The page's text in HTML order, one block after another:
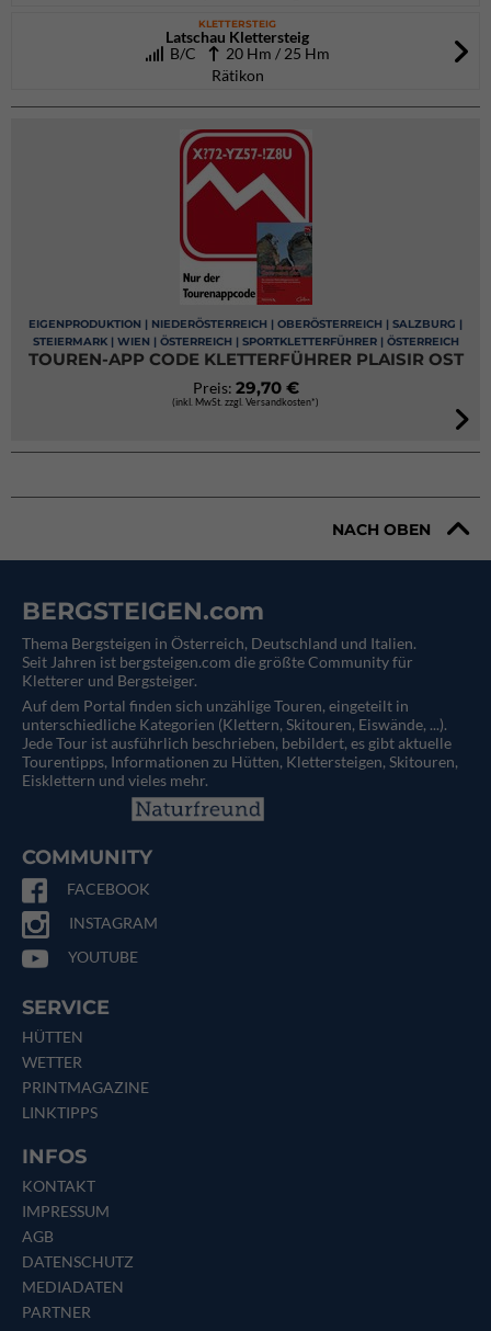
KLETTERSTEIG
Latschau Klettersteig
B/C 20 Hm / 25 Hm
Rätikon
EIGENPRODUKTION | NIEDERÖSTERREICH | OBERÖSTERREICH | SALZBURG |
STEIERMARK | WIEN | ÖSTERREICH | SPORTKLETTERFÜHRER | ÖSTERREICH
TOUREN-APP CODE KLETTERFÜHRER PLAISIR OST
Preis: 29,70 €
(inkl. MwSt. zzgl. Versandkosten*)
NACH OBEN
BERGSTEIGEN.com
Thema Bergsteigen in Österreich, Deutschland und Italien.
Seit Jahren ist bergsteigen.com die größte Community für
Kletterer und Bergsteiger.
Auf dem Portal finden sich unzählige Touren, eingeteilt in
unterschiedliche Kategorien (Klettern, Skitouren, Eiswände, ...).
Jede Tour ist ausführlich beschrieben, bebildert, es gibt aktuelle
Tourentipps, Informationen zu Hütten, Klettersteigen, Skitouren,
Eisklettern und vieles mehr.
COMMUNITY
FACEBOOK
INSTAGRAM
YOUTUBE
SERVICE
HÜTTEN
WETTER
PRINTMAGAZINE
LINKTIPPS
INFOS
KONTAKT
IMPRESSUM
AGB
DATENSCHUTZ
MEDIADATEN
PARTNER